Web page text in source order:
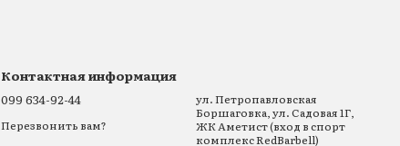
Контактная информация
099 634-92-44
Перезвонить вам?
ул. Петропавловская
Боршаговка, ул. Садовая 1Г,
ЖК Аметист (вход в спорт
комплекс RedBarbell)